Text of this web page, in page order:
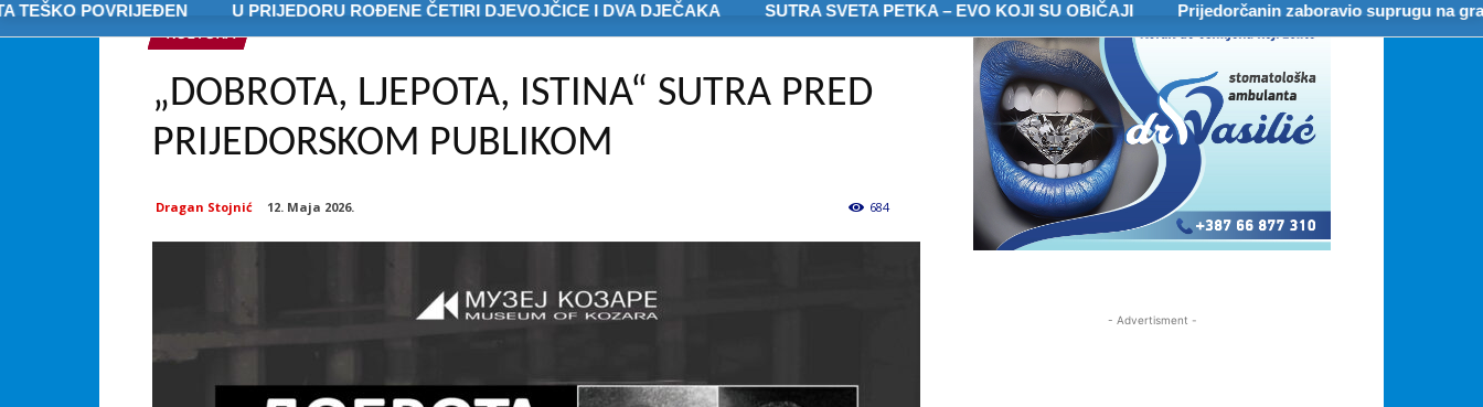
POVRIJEĐEN U PRIJEDORU ROĐENE ČETIRI DJEVOJČICE I DVA DJEČAKA SUTRA SVETA PETKA – EVO KOJI SU OBIČAJI Prijedorčanin zaboravio suprugu na
KULTURA
„DOBROTA, LJEPOTA, ISTINA“ SUTRA PRED
PRIJEDORSKOM PUBLIKOM
Dragan Stojnić 12. Maja 2026. 684
- Advertisment -